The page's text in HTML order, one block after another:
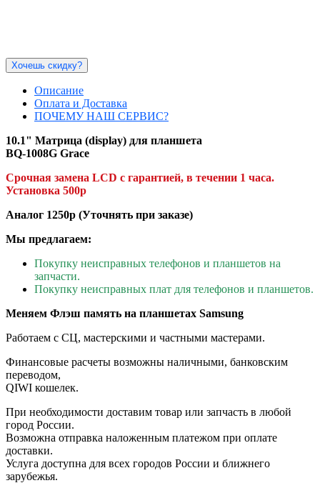
Хочешь скидку?
Описание
Оплата и Доставка
ПОЧЕМУ НАШ СЕРВИС?
10.1" Матрица (display) для планшета
BQ-1008G Grace
Срочная замена LCD с гарантией, в течении 1 часа.
Установка 500р
Аналог 1250р (Уточнять при заказе)
Мы предлагаем:
Покупку неисправных телефонов и планшетов на
запчасти.
Покупку неисправных плат для телефонов и планшетов.
Меняем Флэш память на планшетах Samsung
Работаем с СЦ, мастерскими и частными мастерами.
Финансовые расчеты возможны наличными, банковским
переводом,
QIWI кошелек.
При необходимости доставим товар или запчасть в любой
город России.
Возможна отправка наложенным платежом при оплате
доставки.
Услуга доступна для всех городов России и ближнего
зарубежья.